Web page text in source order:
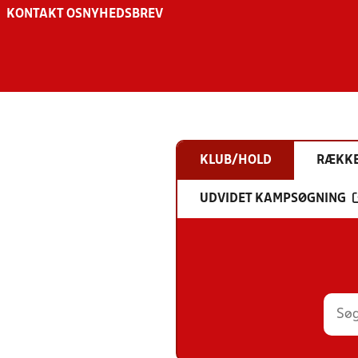
KONTAKT OS NYHEDSBREV
KLUB/HOLD
UDVIDET KAMPSØGNING